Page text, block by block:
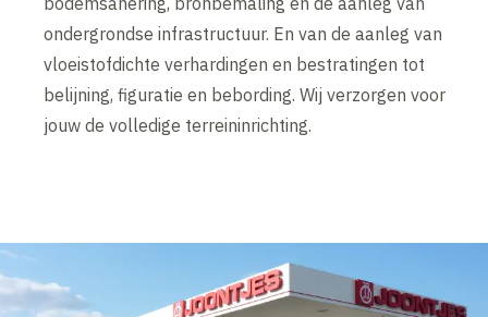
ondergrondse infrastructuur. En van de aanleg van
vloeistofdichte verhardingen en bestratingen tot
belijning, figuratie en bebording. Wij verzorgen voor
jouw de volledige terreininrichting.